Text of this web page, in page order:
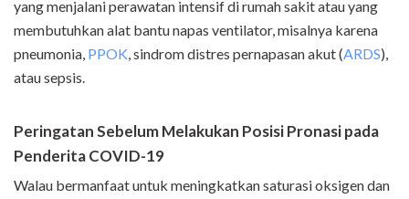
yang menjalani perawatan intensif di rumah sakit atau yang
membutuhkan alat bantu napas ventilator, misalnya karena
pneumonia, PPOK, sindrom distres pernapasan akut (ARDS),
atau sepsis.
Peringatan Sebelum Melakukan Posisi Pronasi pada
Penderita COVID-19
Walau bermanfaat untuk meningkatkan saturasi oksigen dan